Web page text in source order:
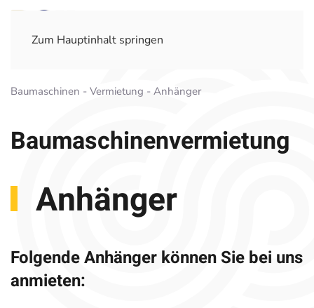
Zum Hauptinhalt springen
Baumaschinen - Vermietung - Anhänger
Baumaschinen­vermietung
Anhänger
Folgende Anhänger können Sie bei uns
anmieten: